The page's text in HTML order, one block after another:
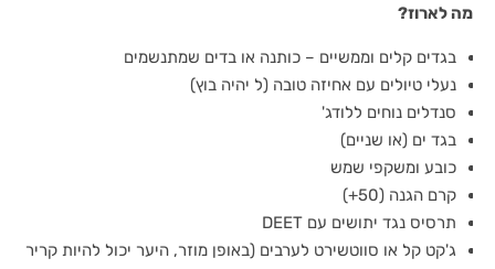
מה לארוז?
בגדים קלים וממשיים – כותנה או בדים שמתנשמים
נעלי טיולים עם אחיזה טובה (ל יהיה בוץ)
סנדלים נוחים ללודג'
בגד ים (או שניים)
כובע ומשקפי שמש
קרם הגנה (50+)
תרסיס נגד יתושים עם DEET
ג'קט קל או סווטשירט לערבים (באופן מוזר, היער יכול להיות קריר